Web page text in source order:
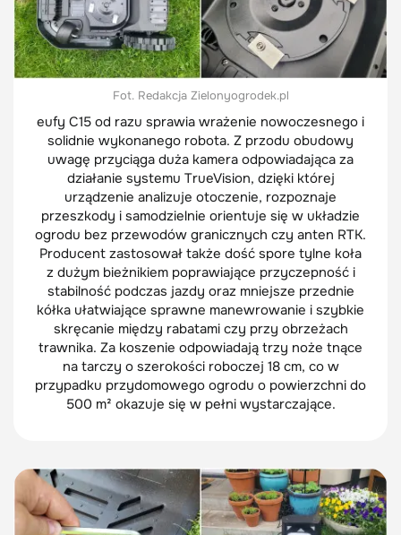
Fot. Redakcja Zielonyogrodek.pl
eufy C15 od razu sprawia wrażenie nowoczesnego i
solidnie wykonanego robota. Z przodu obudowy
uwagę przyciąga duża kamera odpowiadająca za
działanie systemu TrueVision, dzięki której
urządzenie analizuje otoczenie, rozpoznaje
przeszkody i samodzielnie orientuje się w układzie
ogrodu bez przewodów granicznych czy anten RTK.
Producent zastosował także dość spore tylne koła
z dużym bieżnikiem poprawiające przyczepność i
stabilność podczas jazdy oraz mniejsze przednie
kółka ułatwiające sprawne manewrowanie i szybkie
skręcanie między rabatami czy przy obrzeżach
trawnika. Za koszenie odpowiadają trzy noże tnące
na tarczy o szerokości roboczej 18 cm, co w
przypadku przydomowego ogrodu o powierzchni do
500 m² okazuje się w pełni wystarczające.